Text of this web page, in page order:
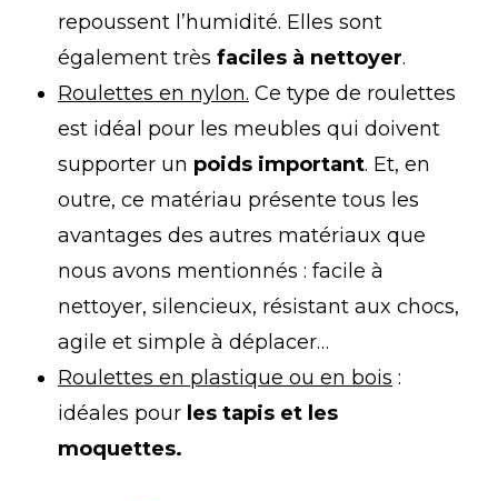
repoussent l’humidité. Elles sont
également très faciles à nettoyer.
Roulettes en nylon. Ce type de roulettes
est idéal pour les meubles qui doivent
supporter un poids important. Et, en
outre, ce matériau présente tous les
avantages des autres matériaux que
nous avons mentionnés : facile à
nettoyer, silencieux, résistant aux chocs,
agile et simple à déplacer…
Roulettes en plastique ou en bois :
idéales pour les tapis et les
moquettes.